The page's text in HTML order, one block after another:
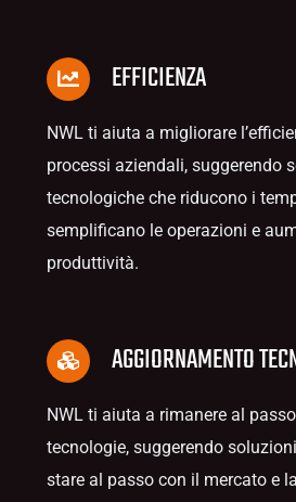
EFFICIENZA
NWL ti aiuta a migliorare
processi aziendali, suggerendo
tecnologiche che riducono i
semplificano le operazioni e
produttività.
AGGIORNAMENTO
NWL ti aiuta a rimanere al
tecnologie, suggerendo
stare al passo con il mercato e